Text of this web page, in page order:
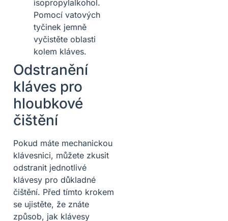
isopropylalkohol.
Pomocí vatových
tyčinek jemně
vyčistěte oblasti
kolem kláves.
Odstranění
kláves pro
hloubkové
čištění
Pokud máte mechanickou
klávesnici, můžete zkusit
odstranit jednotlivé
klávesy pro důkladné
čištění. Před tímto krokem
se ujistěte, že znáte
způsob, jak klávesy